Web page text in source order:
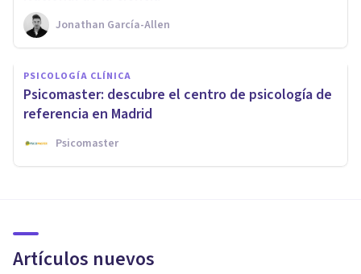
Jonathan García-Allen
PSICOLOGÍA CLÍNICA
Psicomaster: descubre el centro de psicología de
referencia en Madrid
Psicomaster
Artículos nuevos